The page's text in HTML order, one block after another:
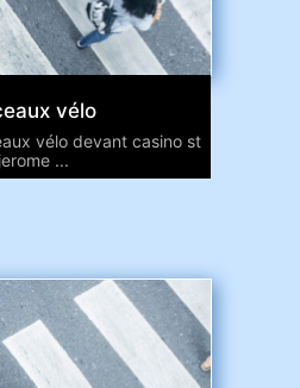
vélo
vélo devant casino st
jerome ...